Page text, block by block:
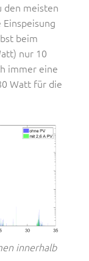
den meisten
beim
nur 10
immer eine
Watt für die
innerhalb